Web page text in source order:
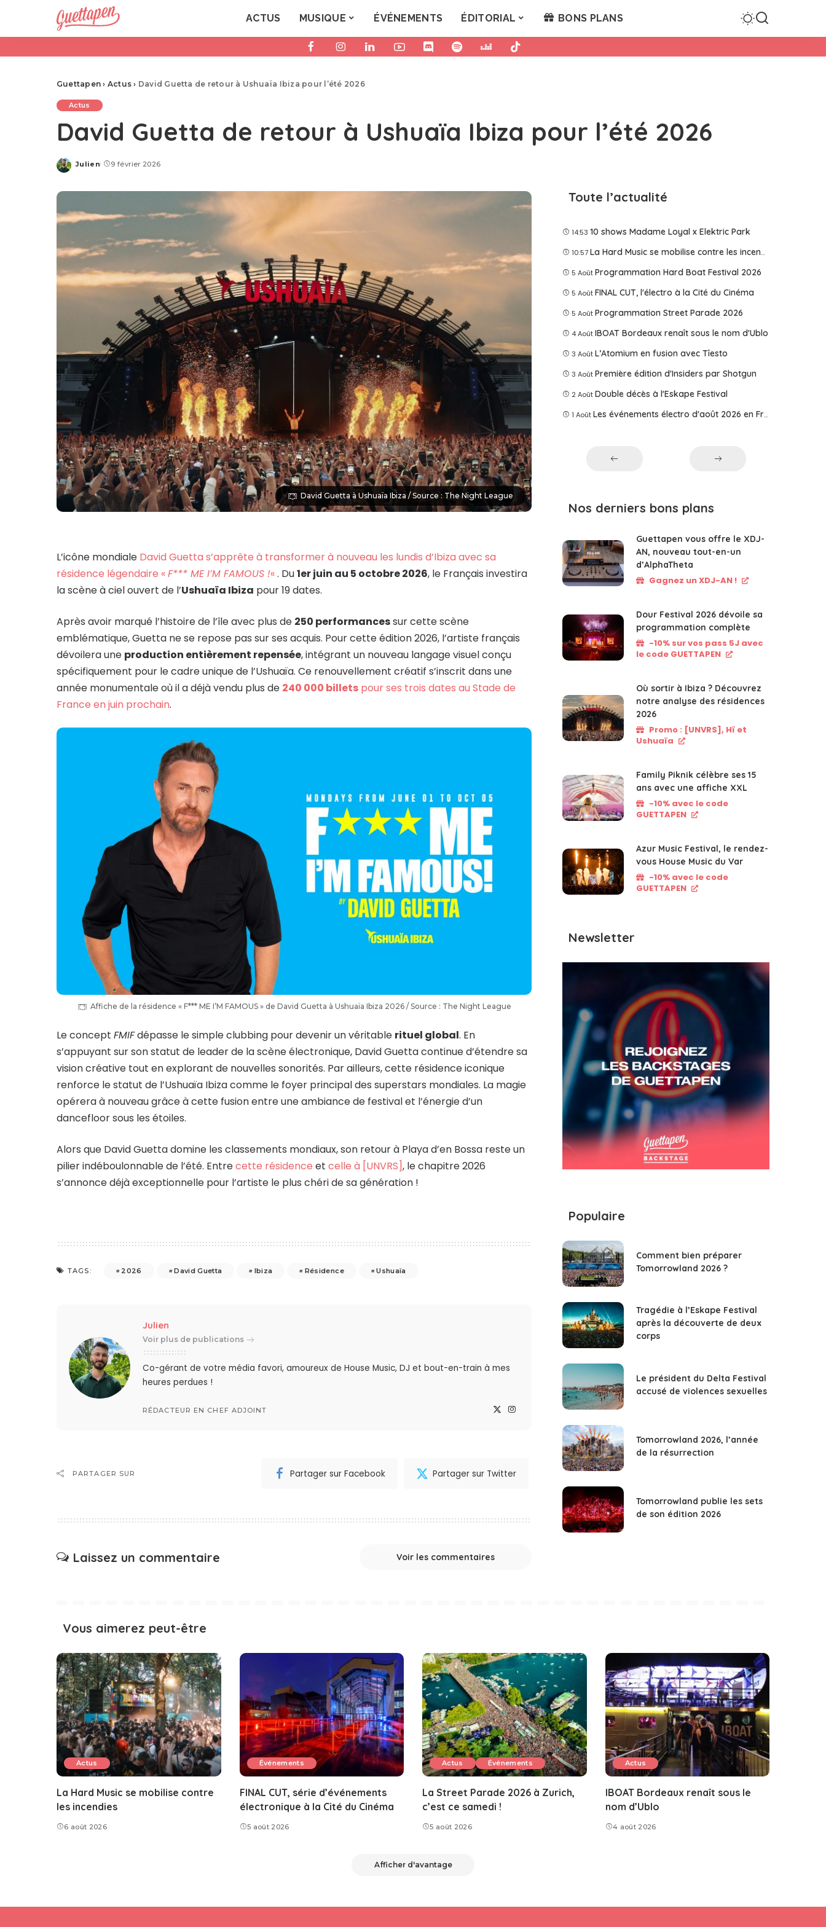
ACTUS MUSIQUE ÉVÉNEMENTS ÉDITORIAL BONS PLANS
Guettapen › Actus › David Guetta de retour à Ushuaïa Ibiza pour l’été 2026
Actus
David Guetta de retour à Ushuaïa Ibiza pour l’été 2026
Posted
Julien 9 février 2026
David Guetta à Ushuaïa Ibiza / Source : The Night League
L’icône mondiale David Guetta s’apprête à transformer à nouveau les lundis d’Ibiza avec sa
résidence légendaire «F*** ME I’M FAMOUS !«. Du1er juin au 5 octobre 2026, le Français investira
la scène à ciel ouvert de l’Ushuaïa Ibiza pour 19 dates.
Après avoir marqué l’histoire de l’île avec plus de 250 performancessur cette scène
emblématique, Guetta ne se repose pas sur ses acquis. Pour cette édition 2026, l’artiste français
dévoilera une production entièrement repensée, intégrant un nouveau langage visuel conçu
spécifiquement pour le cadre unique de l’Ushuaïa. Ce renouvellement créatif s’inscrit dans une
année monumentale où il a déjà vendu plus de 240 000 billets pour ses trois dates au Stade de
France en juin prochain.
Affiche de la résidence « F*** ME I’M FAMOUS » de David Guetta à Ushuaïa Ibiza 2026 / Source : The Night League
Le conceptFMIFdépasse le simple clubbing pour devenir un véritable rituel global. En
s’appuyant sur son statut de leader de la scène électronique, David Guetta continue d’étendre sa
vision créative tout en explorant de nouvelles sonorités. Par ailleurs, cette résidence iconique
renforce le statut de l’Ushuaïa Ibiza comme le foyer principal des superstars mondiales. La magie
opérera à nouveau grâce à cette fusion entre une ambiance de festival et l’énergie d’un
dancefloor sous les étoiles.
Alors que David Guetta domine les classements mondiaux, son retour à Playa d’en Bossa reste un
pilier indéboulonnable de l’été. Entrecette résidence etcelle à [UNVRS], le chapitre 2026
s’annonce déjà exceptionnelle pour l’artiste le plus chéri de sa génération !
TAGS: 2026 David Guetta Ibiza Résidence Ushuaïa
Julien
Voir plus de publications
Co-gérant de votre média favori, amoureux de House Music, DJ et bout-en-train à mes
heures perdues !
RÉDACTEUR EN CHEF ADJOINT
PARTAGER SUR Partager sur Facebook Partager sur Twitter
Laissez un commentaire Voir les commentaires
Toute l’actualité
14:53 10 shows Madame Loyal x Elektric Park
10:57 La Hard Music se mobilise contre les incendies
5 Août Programmation Hard Boat Festival 2026
5 Août FINAL CUT, l'électro à la Cité du Cinéma
5 Août Programmation Street Parade 2026
4 Août IBOAT Bordeaux renaît sous le nom d'Ublo
3 Août L’Atomium en fusion avec Tîesto
3 Août Première édition d'Insiders par Shotgun
2 Août Double décès à l'Eskape Festival
1 Août Les événements électro d'août 2026 en France
Nos derniers bons plans
Guettapen vous offre le XDJ-
AN, nouveau tout-en-un
d’AlphaTheta
Gagnez un XDJ-AN !
Dour Festival 2026 dévoile sa
programmation complète
-10% sur vos pass 5J avec
le code GUETTAPEN
Où sortir à Ibiza ? Découvrez
notre analyse des résidences
2026
Promo : [UNVRS], Hï et
Ushuaïa
Family Piknik célèbre ses 15
ans avec une affiche XXL
-10% avec le code
GUETTAPEN
Azur Music Festival, le rendez-
vous House Music du Var
-10% avec le code
GUETTAPEN
Newsletter
Populaire
Comment bien préparer
Tomorrowland 2026 ?
Tragédie à l’Eskape Festival
après la découverte de deux
corps
Le président du Delta Festival
accusé de violences sexuelles
Tomorrowland 2026, l’année
de la résurrection
Tomorrowland publie les sets
de son édition 2026
Vous aimerez peut-être
Actus
La Hard Music se mobilise contre
les incendies
6 août 2026
Événements
FINAL CUT, série d’événements
électronique à la Cité du Cinéma
5 août 2026
Actus Événements
La Street Parade 2026 à Zurich,
c’est ce samedi !
5 août 2026
Actus
IBOAT Bordeaux renaît sous le
nom d’Ublo
4 août 2026
Afficher d'avantage